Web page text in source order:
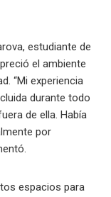
estudiante de
el ambiente
“Mi experiencia
durante todo
de ella. Había
por
espacios para